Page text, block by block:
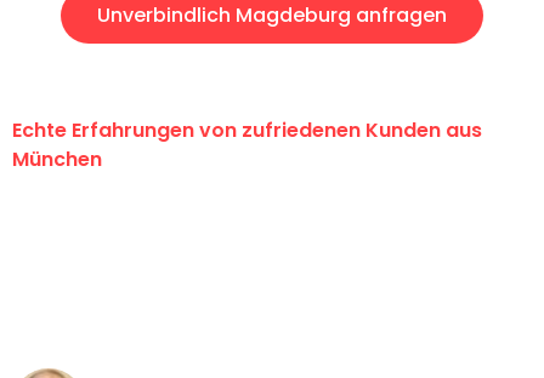
Unverbindlich Magdeburg anfragen
Echte Erfahrungen von zufriedenen Kunden aus
München